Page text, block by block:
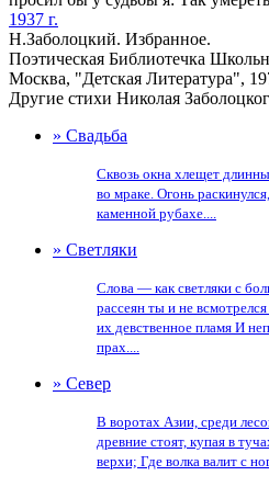
1937 г.
Н.Заболоцкий. Избранное.
Поэтическая Библиотечка
Москва, "Детская Литература",
Другие стихи Николая
» Свадьба
Сквозь окна хлещет
во мраке. Огонь
каменной рубахе....
» Светляки
Слова — как светляки с
рассеян ты и не
их девственное пламя И
прах....
» Север
В воротах Азии, среди
древние стоят, купая в
верхи; Где волка валит с